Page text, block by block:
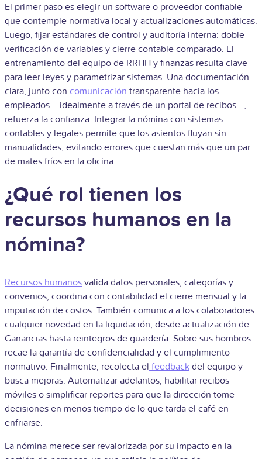
El primer paso es elegir un software o proveedor confiable
que contemple normativa local y actualizaciones automáticas.
Luego, fijar estándares de control y auditoría interna: doble
verificación de variables y cierre contable comparado. El
entrenamiento del equipo de RRHH y finanzas resulta clave
para leer leyes y parametrizar sistemas. Una documentación
clara, junto con comunicación transparente hacia los
empleados —idealmente a través de un portal de recibos—,
refuerza la confianza. Integrar la nómina con sistemas
contables y legales permite que los asientos fluyan sin
manualidades, evitando errores que cuestan más que un par
de mates fríos en la oficina.
¿Qué rol tienen los
recursos humanos en la
nómina?
Recursos humanos valida datos personales, categorías y
convenios; coordina con contabilidad el cierre mensual y la
imputación de costos. También comunica a los colaboradores
cualquier novedad en la liquidación, desde actualización de
Ganancias hasta reintegros de guardería. Sobre sus hombros
recae la garantía de confidencialidad y el cumplimiento
normativo. Finalmente, recolecta el feedback del equipo y
busca mejoras. Automatizar adelantos, habilitar recibos
móviles o simplificar reportes para que la dirección tome
decisiones en menos tiempo de lo que tarda el café en
enfriarse.
La nómina merece ser revalorizada por su impacto en la